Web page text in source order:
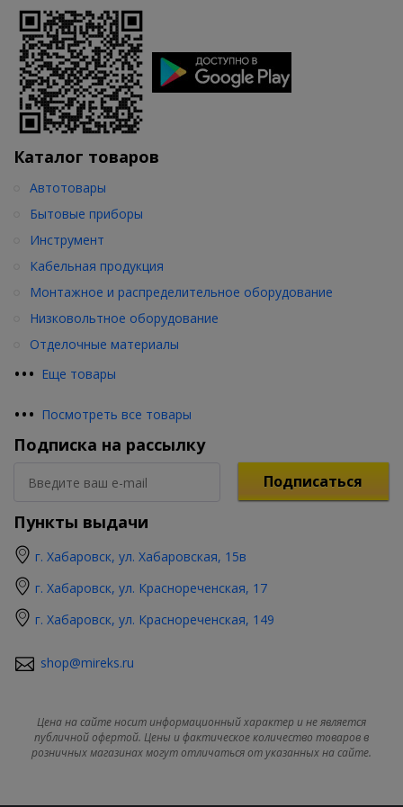
Каталог товаров
••• Еще товары
Автотовары
Бытовые приборы
Инструмент
Кабельная продукция
Монтажное и распределительное оборудование
Низковольтное оборудование
Отделочные материалы
••• Посмотреть все товары
Подписка на рассылку
Подписаться
Пункты выдачи
г. Хабаровск, ул. Хабаровская, 15в
г. Хабаровск, ул. Краснореченская, 17
г. Хабаровск, ул. Краснореченская, 149
shop@mireks.ru
Цена на сайте носит информационный характер и не является
публичной офертой. Цены и фактическое количество товаров в
розничных магазинах могут отличаться от указанных на сайте.